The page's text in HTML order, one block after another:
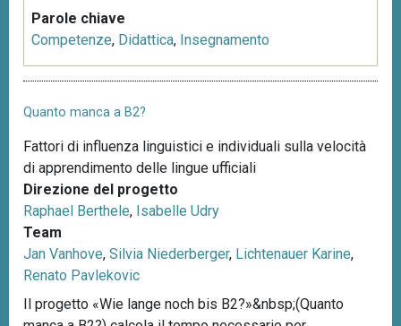
Parole chiave
Competenze, Didattica, Insegnamento
Quanto manca a B2?
Fattori di influenza linguistici e individuali sulla velocità
di apprendimento delle lingue ufficiali
Direzione del progetto
Raphael Berthele, Isabelle Udry
Team
Jan Vanhove, Silvia Niederberger, Lichtenauer Karine,
Renato Pavlekovic
Il progetto «Wie lange noch bis B2?»&nbsp;(Quanto